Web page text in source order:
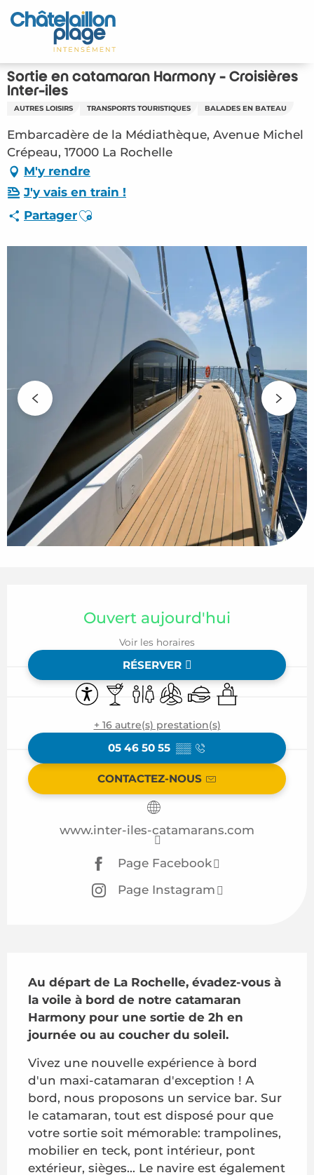
Aller
au
principal
Accueil
Découvrir
A vivre
Rendez-vous
Sortie en catamaran Harmony - Croisières
Inter-îles
AUTRES LOISIRS TRANSPORTS TOURISTIQUES BALADES EN BATEAU
Embarcadère de la Médiathèque, Avenue Michel
Crépeau, 17000 La Rochelle
M'y rendre
J'y vais en train !
PartagerAjouter aux favoris
Ouvert aujourd'hui
Voir les horaires
RÉSERVER
Accessibilité
Bar / Buvette
ToilettesAir conditionné
TraiteurSéminaires
+ 16 autre(s) prestation(s)
05 46 50 55 ▒▒
CONTACTEZ-NOUS
www.inter-iles-catamarans.com
Page Facebook
Page Instagram
Au départ de La Rochelle, évadez-vous à
la voile à bord de notre catamaran
Harmony pour une sortie de 2h en
journée ou au coucher du soleil.
Vivez une nouvelle expérience à bord
d'un maxi-catamaran d'exception ! A
bord, nous proposons un service bar. Sur
le catamaran, tout est disposé pour que
votre sortie soit mémorable: trampolines,
mobilier en teck, pont intérieur, pont
extérieur, sièges... Le navire est également